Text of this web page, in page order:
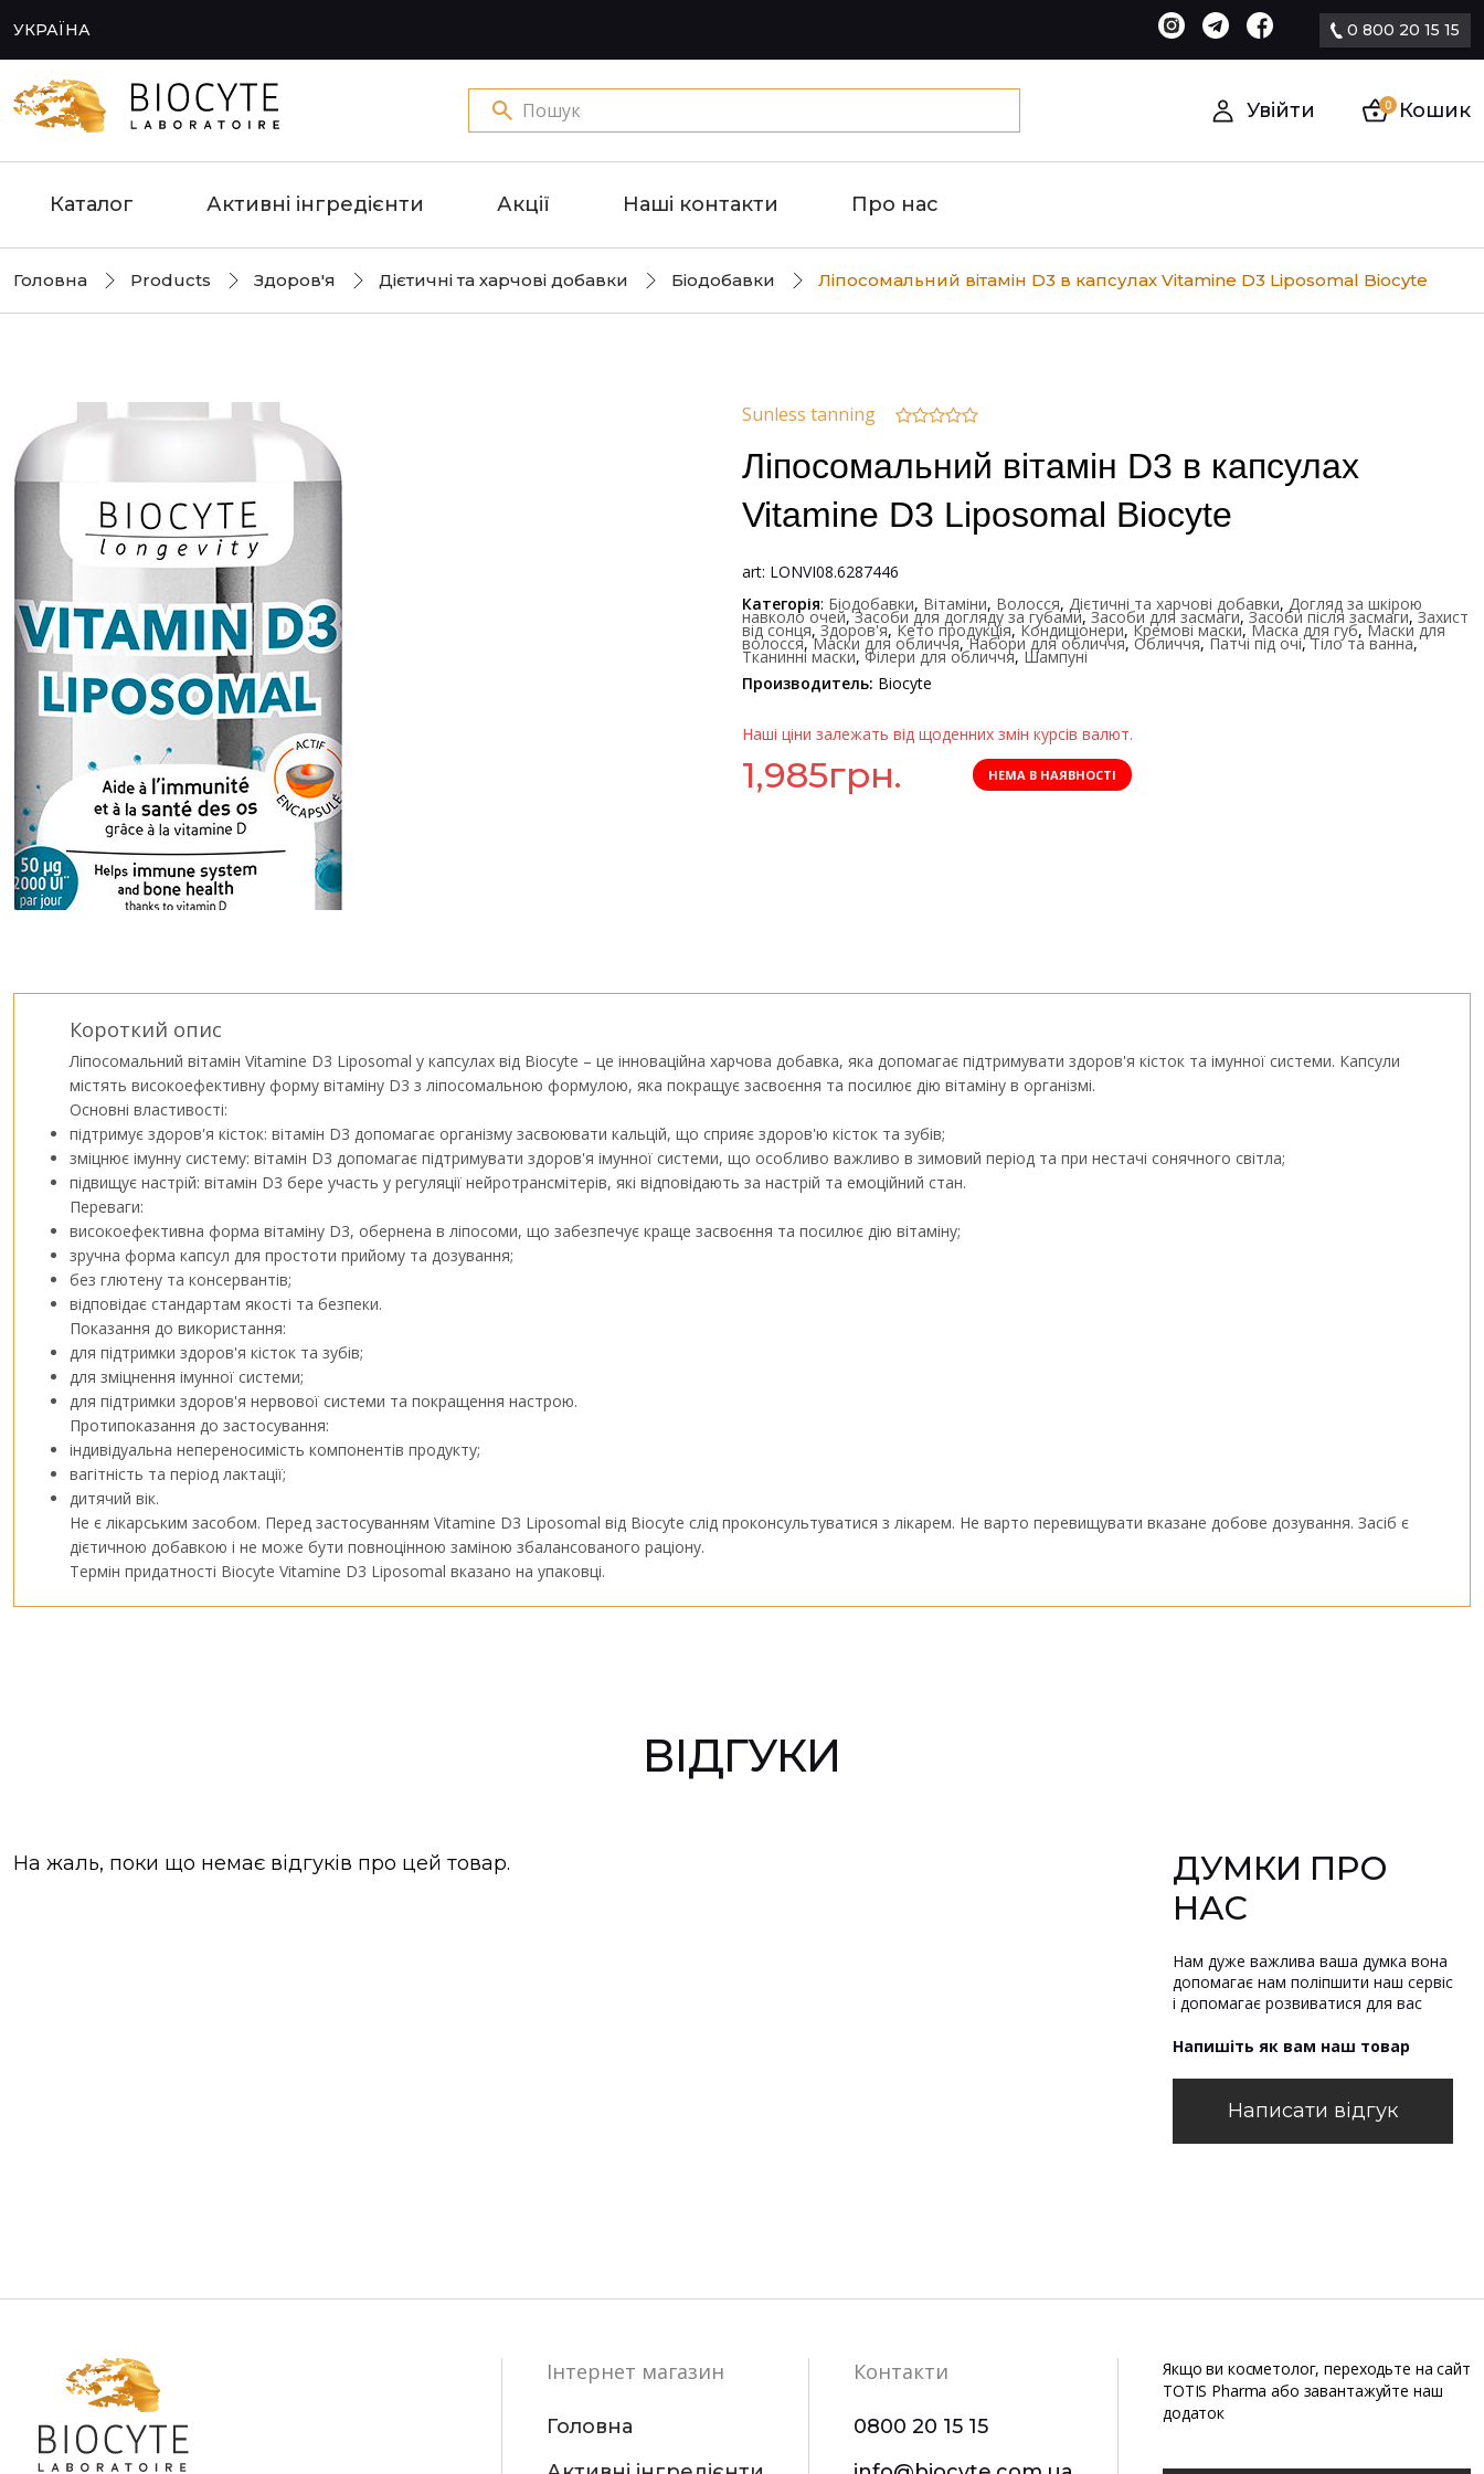
УКРАЇНА 0 800 20 15 15
Увійти 0 Кошик
Каталог Активні інгредієнти Акції Наші контакти Про нас
Головна Products Здоров'я Дієтичні та харчові добавки Біодобавки Ліпосомальний вітамін D3 в капсулах Vitamine D3 Liposomal Biocyte
Sunless tanning
Ліпосомальний вітамін D3 в капсулах
Vitamine D3 Liposomal Biocyte
art: LONVI08.6287446
Категорія: Біодобавки, Вітаміни, Волосся, Дієтичні та харчові добавки, Догляд за шкірою
навколо очей,Засоби для догляду за губами,Засоби для засмаги,Засоби після засмаги,Захист
від сонця,Здоров'я,Кето продукція,Кондиціонери,Кремові маски,Маска для губ,Маски для
волосся,Маски для обличчя,Набори для обличчя, Обличчя,Патчі під очі,Тіло та ванна,
Тканинні маски, Філери для обличчя,Шампуні
Производитель: Biocyte
Наші ціни залежать від щоденних змін курсів валют.
1,985грн. НЕМА В НАЯВНОСТІ
Короткий опис
Ліпосомальний вітамін Vitamine D3 Liposomal у капсулах від Biocyte – це інноваційна харчова добавка, яка допомагає підтримувати здоров'я кісток та імунної системи. Капсули
містять високоефективну форму вітаміну D3 з ліпосомальною формулою, яка покращує засвоєння та посилює дію вітаміну в організмі.
Основні властивості:
підтримує здоров'я кісток: вітамін D3 допомагає організму засвоювати кальцій, що сприяє здоров'ю кісток та зубів;
зміцнює імунну систему: вітамін D3 допомагає підтримувати здоров'я імунної системи, що особливо важливо в зимовий період та при нестачі сонячного світла;
підвищує настрій: вітамін D3 бере участь у регуляції нейротрансмітерів, які відповідають за настрій та емоційний стан.
Переваги:
високоефективна форма вітаміну D3, обернена в ліпосоми, що забезпечує краще засвоєння та посилює дію вітаміну;
зручна форма капсул для простоти прийому та дозування;
без глютену та консервантів;
відповідає стандартам якості та безпеки.
Показання до використання:
для підтримки здоров'я кісток та зубів;
для зміцнення імунної системи;
для підтримки здоров'я нервової системи та покращення настрою.
Протипоказання до застосування:
індивідуальна непереносимість компонентів продукту;
вагітність та період лактації;
дитячий вік.
Не є лікарським засобом. Перед застосуванням Vitamine D3 Liposomal від Biocyte слід проконсультуватися з лікарем. Не варто перевищувати вказане добове дозування. Засіб є
дієтичною добавкою і не може бути повноцінною заміною збалансованого раціону.
Термін придатності Biocyte Vitamine D3 Liposomal вказано на упаковці.
ВІДГУКИ
На жаль, поки що немає відгуків про цей товар.
ДУМКИ ПРО
НАС
Нам дуже важлива ваша думка вона
допомагає нам поліпшити наш сервіс
і допомагає розвиватися для вас
Напишіть як вам наш товар
Написати відгук
Інтернет магазин
Головна
Контакти
0800 20 15 15
Якщо ви косметолог, переходьте на сайт
TOTIS Pharma або завантажуйте наш
додаток